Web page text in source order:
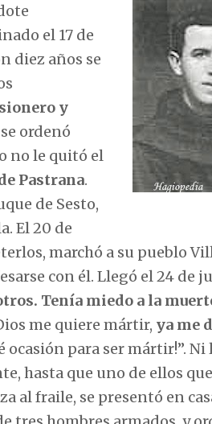
el 17 de
diez años se
y
ordenó
no le quitó el
Pastrana.
de Sesto,
El 20 de
marchó a su pueblo
con él. Llegó el 24 de
Tenía miedo a la
me quiere mártir, ya me
ocasión para ser mártir!”. Ni
hasta que uno de ellos
al fraile, se presentó en